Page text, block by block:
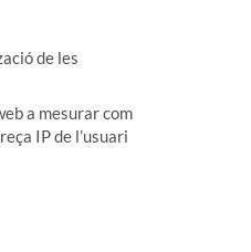
de les
a mesurar com
IP de l’usuari